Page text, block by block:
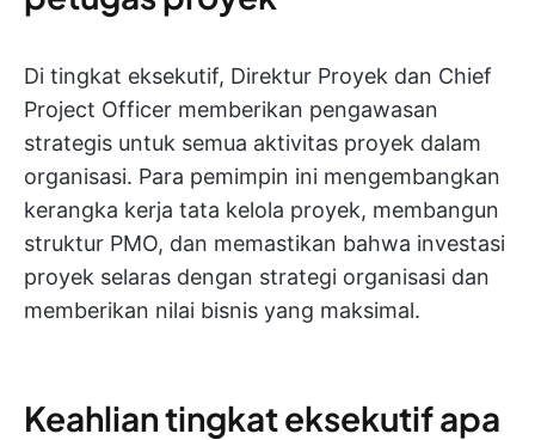
Di tingkat eksekutif, Direktur Proyek dan Chief
Project Officer memberikan pengawasan
strategis untuk semua aktivitas proyek dalam
organisasi. Para pemimpin ini mengembangkan
kerangka kerja tata kelola proyek, membangun
struktur PMO, dan memastikan bahwa investasi
proyek selaras dengan strategi organisasi dan
memberikan nilai bisnis yang maksimal.
Keahlian tingkat eksekutif apa